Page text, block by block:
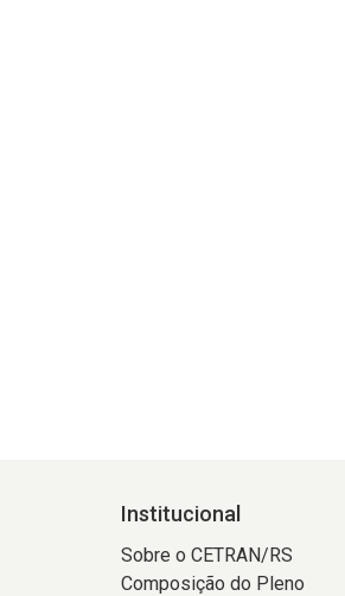
Institucional
Sobre o CETRAN/RS
Composição do Pleno